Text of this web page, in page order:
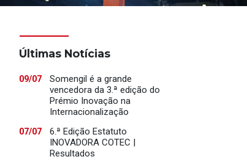
Últimas Notícias
09/07
Somengil é a grande
vencedora da 3.ª edição do
Prémio Inovação na
Internacionalização
07/07
6.ª Edição Estatuto
INOVADORA COTEC |
Resultados